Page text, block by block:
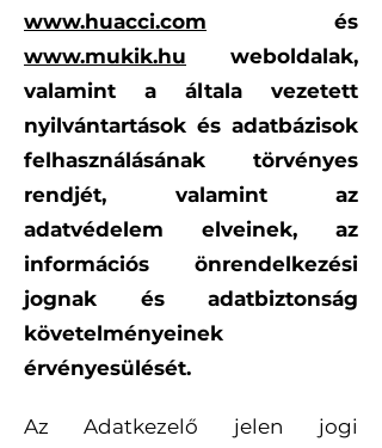
www.huacci.com és
www.mukik.hu weboldalak,
valamint a általa vezetett
nyilvántartások és adatbázisok
felhasználásának törvényes
rendjét, valamint az
adatvédelem elveinek, az
információs önrendelkezési
jognak és adatbiztonság
követelményeinek
érvényesülését.
Az Adatkezelő jelen jogi